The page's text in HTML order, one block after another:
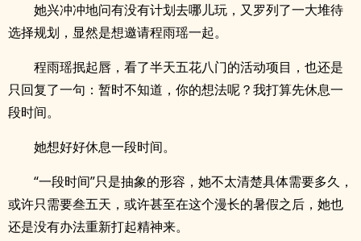
她兴冲冲地问有没有计划去哪儿玩，又罗列了一大堆待
选择规划，显然是想邀请程雨瑶一起。
程雨瑶抿起唇，看了半天五花八门的活动项目，也还是
只回复了一句：暂时不知道，你的想法呢？我打算先休息一
段时间。
她想好好休息一段时间。
“一段时间”只是抽象的形容，她不太清楚具体需要多久，
或许只需要叁五天，或许甚至在这个漫长的暑假之后，她也
还是没有办法重新打起精神来。